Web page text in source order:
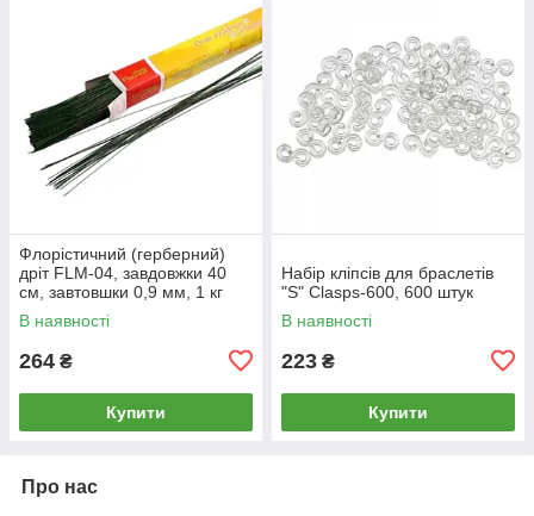
Флорістичний (герберний)
дріт FLM-04, завдовжки 40
см, завтовшки 0,9 мм, 1 кг
В наявності
264 ₴
Купити
Набір кліпсів для браслетів
"S" Clasps-600, 600 штук
В наявності
223 ₴
Купити
Про нас